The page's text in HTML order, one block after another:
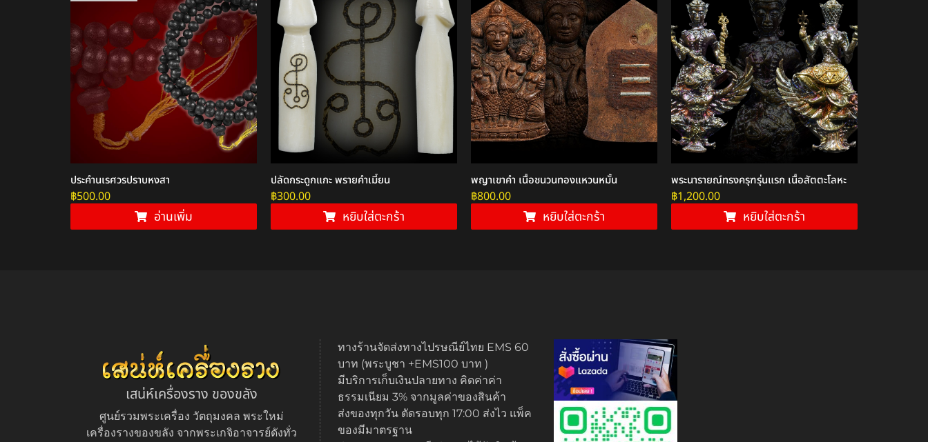
ประคำนเรศวรปราบหงสา
฿500.00
อ่านเพิ่ม
ปลัดกระดูกแกะ พรายคำเมี้ยน
฿300.00
หยิบใส่ตะกร้า
พญาเขาคำ เนื้อชนวนทองแหวนหมั้น
฿800.00
หยิบใส่ตะกร้า
พระนารายณ์ทรงครุฑรุ่นแรก เนื้อสัตตะโลหะ
฿1,200.00
หยิบใส่ตะกร้า
เสน่ห์เครื่องราง ของขลัง
ศูนย์รวมพระเครื่อง วัตถุมงคล พระใหม่
เครื่องรางของขลัง จากพระเกจิอาจารย์ดังทั่ว
ทางร้านจัดส่งทางไปรษณีย์ไทย EMS 60
บาท (พระบูชา +EMS100 บาท )
มีบริการเก็บเงินปลายทาง คิดค่าค่า
ธรรมเนียม 3% จากมูลค่าของสินค้า
ส่งของทุกวัน ตัดรอบทุก 17:00 ส่งไว แพ็ค
ของมีมาตรฐาน